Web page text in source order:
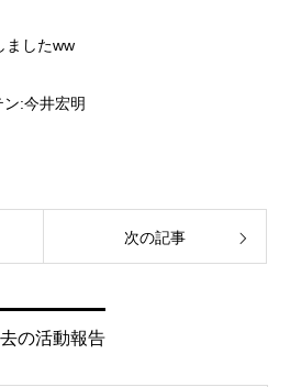
ましたww
:今井宏明
次の記事
の活動報告